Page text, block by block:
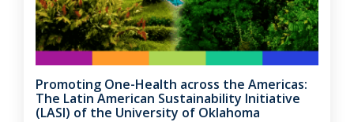
Promoting One-Health across the Americas:
The Latin American Sustainability Initiative
(LASI) of the University of Oklahoma